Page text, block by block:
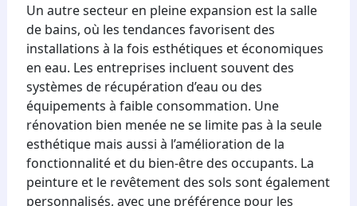
Un autre secteur en pleine expansion est la salle
de bains, où les tendances favorisent des
installations à la fois esthétiques et économiques
en eau. Les entreprises incluent souvent des
systèmes de récupération d’eau ou des
équipements à faible consommation. Une
rénovation bien menée ne se limite pas à la seule
esthétique mais aussi à l’amélioration de la
fonctionnalité et du bien-être des occupants. La
peinture et le revêtement des sols sont également
personnalisés, avec une préférence pour les